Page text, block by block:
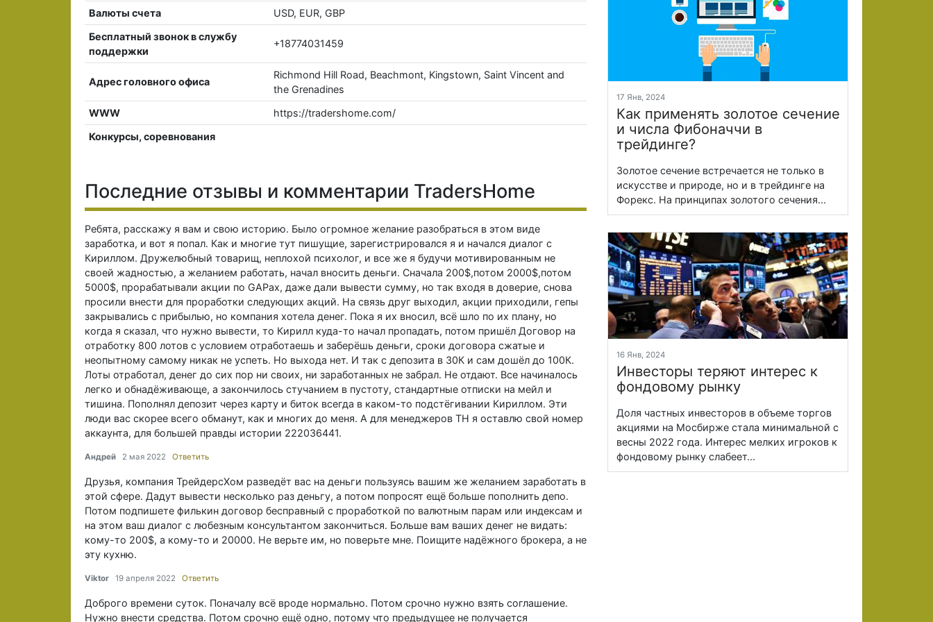
Валюты счета
USD, EUR, GBP
Бесплатный звонок в службу
поддержки
+18774031459
Адрес головного офиса
Richmond Hill Road, Beachmont, Kingstown, Saint Vincent and
the Grenadines
WWW
https://tradershome.com/
Конкурсы, соревнования
Последние отзывы и комментарии TradersHome
Ребята, расскажу я вам и свою историю. Было огромное желание разобраться в этом виде
заработка, и вот я попал. Как и многие тут пишущие, зарегистрировался я и начался диалог с
Кириллом. Дружелюбный товарищ, неплохой психолог, и все же я будучи мотивированным не
своей жадностью, а желанием работать, начал вносить деньги. Сначала 200$,потом 2000$,потом
5000$, прорабатывали акции по GAPах, даже дали вывести сумму, но так входя в доверие, снова
просили внести для проработки следующих акций. На связь друг выходил, акции приходили, гепы
закрывались с прибылью, но компания хотела денег. Пока я их вносил, всё шло по их плану, но
когда я сказал, что нужно вывести, то Кирилл куда-то начал пропадать, потом пришёл Договор на
отработку 800 лотов с условием отработаешь и заберёшь деньги, сроки договора сжатые и
неопытному самому никак не успеть. Но выхода нет. И так с депозита в 30К и сам дошёл до 100К.
Лоты отработал, денег до сих пор ни своих, ни заработанных не забрал. Не отдают. Все начиналось
легко и обнадёживающе, а закончилось стучанием в пустоту, стандартные отписки на мейл и
тишина. Пополнял депозит через карту и биток всегда в каком-то подстёгивании Кириллом. Эти
люди вас скорее всего обманут, как и многих до меня. А для менеджеров ТН я оставлю свой номер
аккаунта, для большей правды истории 222036441.
Андрей 2 мая 2022 Ответить
Друзья, компания ТрейдерсХом разведёт вас на деньги пользуясь вашим же желанием заработать в
этой сфере. Дадут вывести несколько раз деньгу, а потом попросят ещё больше пополнить депо.
Потом подпишете филькин договор беcправный с проработкой по валютным парам или индексам и
на этом ваш диалог с любезным консультантом закончиться. Больше вам ваших денег не видать:
кому-то 200$, а кому-то и 20000. Не верьте им, но поверьте мне. Поищите надёжного брокера, а не
эту кухню.
Viktor 19 апреля 2022 Ответить
Доброго времени суток. Поначалу всё вроде нормально. Потом срочно нужно взять соглашение.
Нужно внести средства. Потом срочно ещё одно, потому что предыдущее не получается
17 Янв, 2024
Как применять золотое сечение
и числа Фибоначчи в
трейдинге?
Золотое сечение встречается не только в
искусстве и природе, но и в трейдинге на
Форекс. На принципах золотого сечения...
16 Янв, 2024
Инвесторы теряют интерес к
фондовому рынку
Доля частных инвесторов в объеме торгов
акциями на Мосбирже стала минимальной с
весны 2022 года. Интерес мелких игроков к
фондовому рынку слабеет...